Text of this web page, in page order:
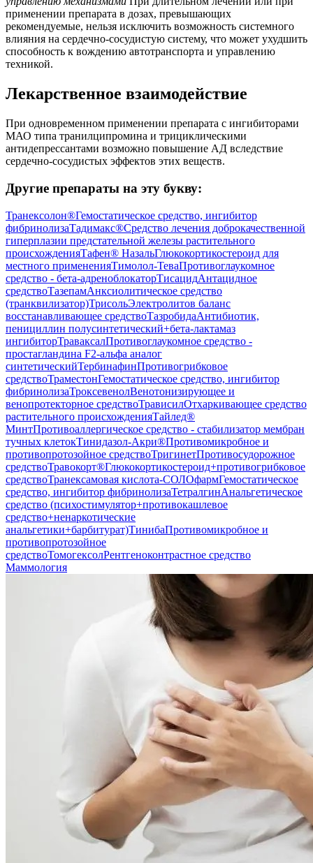
применении препарата в дозах, превышающих
рекомендуемые, нельзя исключить возможность системного
влияния на сердечно-сосудистую систему, что может ухудшить
способность к вождению автотранспорта и управлению
техникой.
Лекарственное взаимодействие
При одновременном применении препарата с ингибиторами
МАО типа транилципромина и трициклическими
антидепрессантами возможно повышение АД вследствие
сердечно-сосудистых эффектов этих веществ.
Другие препараты на эту букву:
Транексолон®Гемостатическое средство, ингибитор
фибринолизаТадимакс®Средство лечения доброкачественной
гиперплазии предстательной железы растительного
происхожденияТафен® НазальГлюкокортикостероид для
местного примененияТимолол-ТеваПротивоглаукомное
средство - бета-адреноблокаторТисацидАнтацидное
средствоТазепамАнксиолитическое средство
(транквилизатор)ТрисольЭлектролитов баланс
восстанавливающее средствоТазробидаАнтибиотик,
пенициллин полусинтетический+бета-лактамаз
ингибиторТраваксалПротивоглаукомное средство -
простагландина F2-альфа аналог
синтетическийТербинафинПротивогрибковое
средствоТраместонГемостатическое средство, ингибитор
фибринолизаТроксевенолВенотонизирующее и
венопротекторное средствоТрависилОтхаркивающее средство
растительного происхожденияТайлед®
МинтПротивоаллергическое средство - стабилизатор мембран
тучных клетокТинидазол-Акри®Противомикробное и
противопротозойное средствоТригинетПротивосудорожное
средствоТравокорт®Глюкокортикостероид+противогрибковое
средствоТранексамовая кислота-СОЛОфармГемостатическое
средство, ингибитор фибринолизаТетралгинАнальгетическое
средство (психостимулятор+противокашлевое
средство+ненаркотические
анальгетики+барбитурат)ТинибаПротивомикробное и
противопротозойное
средствоТомогексолРентгеноконтрастное средство
Маммология